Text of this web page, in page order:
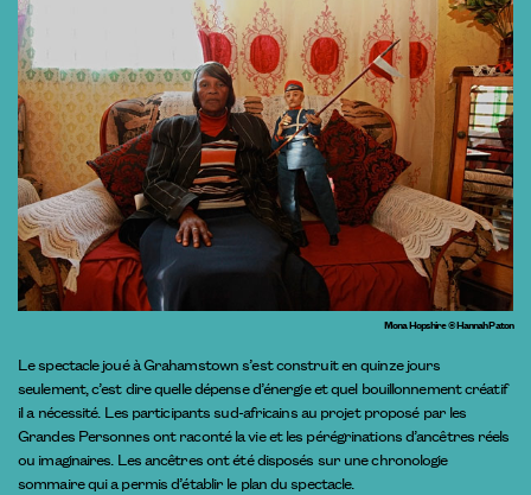
Mona Hopshire © Hannah Paton
Le spectacle joué à Grahamstown s’est construit en quinze jours
seulement, c’est dire quelle dépense d’énergie et quel bouillonnement créatif
il a nécessité. Les participants sud-africains au projet proposé par les
Grandes Personnes ont raconté la vie et les pérégrinations d’ancêtres réels
ou imaginaires. Les ancêtres ont été disposés sur une chronologie
sommaire qui a permis d’établir le plan du spectacle.